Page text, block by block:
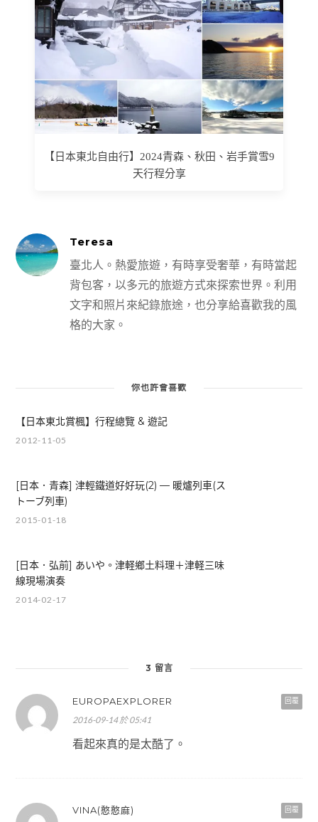
【日本東北自由行】2024青森、秋田、岩手賞雪9
天行程分享
Teresa
臺北人。熱愛旅遊，有時享受奢華，有時當起
背包客，以多元的旅遊方式來探索世界。利用
文字和照片來紀錄旅途，也分享給喜歡我的風
格的大家。
你也許會喜歡
【日本東北賞楓】行程總覽 & 遊記
2012-11-05
[日本．青森] 津輕鐵道好好玩(2) — 暖爐列車(ス
トーブ列車)
2015-01-18
[日本．弘前] あいや。津軽鄉土料理＋津軽三味
線現場演奏
2014-02-17
3 留言
回覆
EUROPAEXPLORER
2016-09-14 於 05:41
看起來真的是太酷了。
回覆
VINA(憨憨麻)